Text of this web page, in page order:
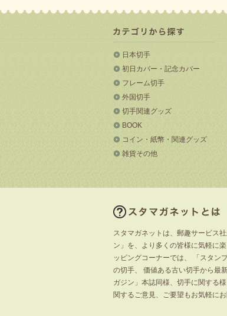
日本切手
初日カバー・記念カバー
フレーム切手
外国切手
切手関連グッズ
BOOK
コイン・紙幣・関連グッズ
雑貨その他
スタマガネットは、郵趣サービス
ン」を、より多くの皆様に気軽に
ッピングコーナーでは、 「スタン
の切手、 価値ある古い切手から最
ガジン」本誌同様、切手に関する
関するご意見、ご要望もお気軽にお